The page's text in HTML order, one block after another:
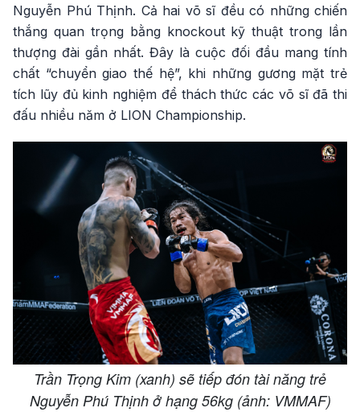
Nguyễn Phú Thịnh. Cả hai võ sĩ đều có những chiến
thắng quan trọng bằng knockout kỹ thuật trong lần
thượng đài gần nhất. Đây là cuộc đối đầu mang tính
chất “chuyển giao thế hệ”, khi những gương mặt trẻ
tích lũy đủ kinh nghiệm để thách thức các võ sĩ đã thi
đấu nhiều năm ở LION Championship.
Trần Trọng Kim (xanh) sẽ tiếp đón tài năng trẻ
Nguyễn Phú Thịnh ở hạng 56kg (ảnh: VMMAF)